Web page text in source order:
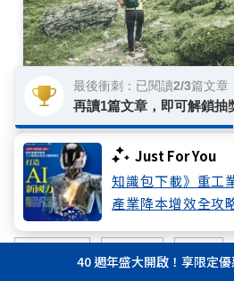
Just For You
知識包下載》重工
產業降本增效全攻
退休金規劃，5大風險你準備好
了嗎？理財專家李雪雯：「這
段」最關鍵
退休金 退休
40 週年盛大開啟！享限定
最後衝刺：已閱讀2/3篇文章
再讀1篇文章，即可解鎖抽